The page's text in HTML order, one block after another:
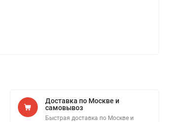
Доставка по Москве и
самовывоз
Быстрая доставка по Москве и